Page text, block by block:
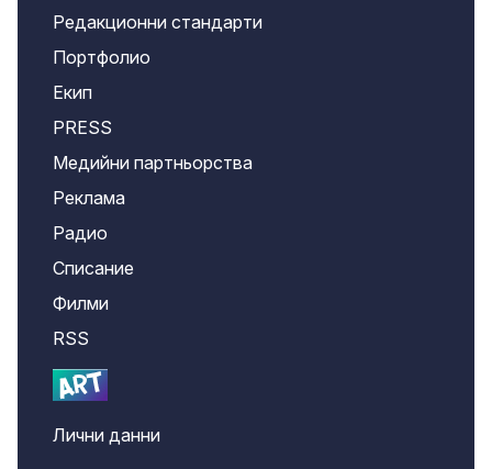
Редакционни стандарти
Портфолио
Екип
PRESS
Медийни партньорства
Реклама
Радио
Списание
Филми
RSS
Лични данни